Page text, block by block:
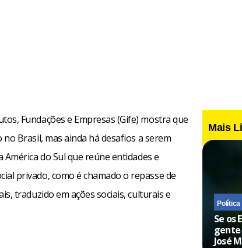
Fundações e Empresas (Gife) mostra que
Brasil, mas ainda há desafios a serem
América do Sul que reúne entidades e
privado, como é chamado o repasse de
traduzido em ações sociais, culturais e
Mais
Política
Se os
gente
José